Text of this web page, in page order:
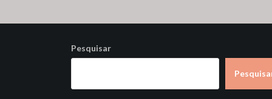
Pesquisar